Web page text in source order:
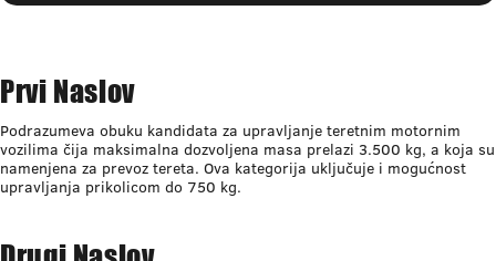
Prvi Naslov
Podrazumeva obuku kandidata za upravljanje teretnim motornim
vozilima čija maksimalna dozvoljena masa prelazi 3.500 kg, a koja su
namenjena za prevoz tereta. Ova kategorija uključuje i mogućnost
upravljanja prikolicom do 750 kg.